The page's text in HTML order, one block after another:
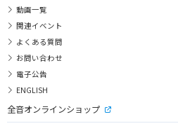
動画一覧
関連イベント
よくある質問
お問い合わせ
電子公告
ENGLISH
全音オンラインショップ